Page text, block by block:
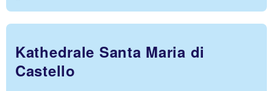
Kathedrale Santa Maria di
Castello